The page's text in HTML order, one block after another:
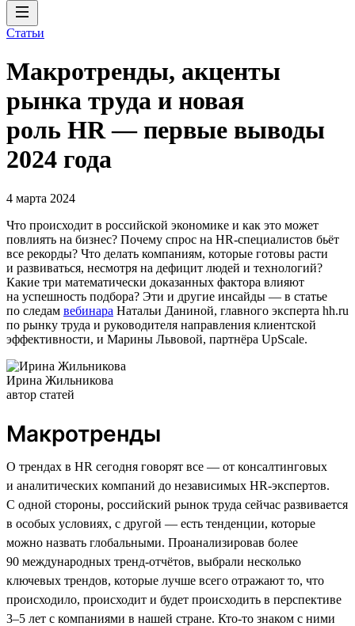
Статьи
Макротренды, акценты
рынка труда и новая
роль HR — первые выводы
2024 года
4 марта 2024
Что происходит в российской экономике и как это может
повлиять на бизнес? Почему спрос на HR-специалистов бьёт
все рекорды? Что делать компаниям, которые готовы расти
и развиваться, несмотря на дефицит людей и технологий?
Какие три математически доказанных фактора влияют
на успешность подбора? Эти и другие инсайды — в статье
по следам вебинара Натальи Даниной, главного эксперта hh.ru
по рынку труда и руководителя направления клиентской
эффективности, и Марины Львовой, партнёра UpScale.
Ирина Жильникова
автор статей
Макротренды
О трендах в HR сегодня говорят все — от консалтинговых
и аналитических компаний до независимых HR-экспертов.
С одной стороны, российский рынок труда сейчас развивается
в особых условиях, с другой — есть тенденции, которые
можно назвать глобальными. Проанализировав более
90 международных тренд-отчётов, выбрали несколько
ключевых трендов, которые лучше всего отражают то, что
происходило, происходит и будет происходить в перспективе
3–5 лет с компаниями в нашей стране. Кто-то знаком с ними